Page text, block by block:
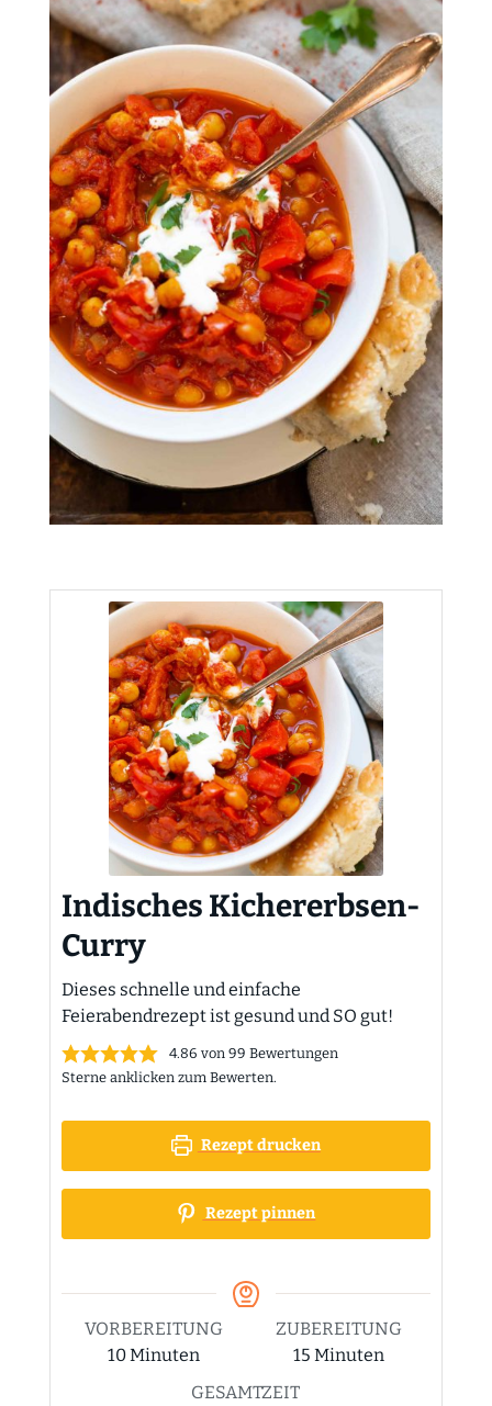
Indisches Kichererbsen-
Curry
Dieses schnelle und einfache
Feierabendrezept ist gesund und SO gut!
4.86 von 99 Bewertungen
Sterne anklicken zum Bewerten.
Rezept drucken
Rezept pinnen
VORBEREITUNG
10Minuten
Minuten
ZUBEREITUNG
15Minuten
Minuten
GESAMTZEIT